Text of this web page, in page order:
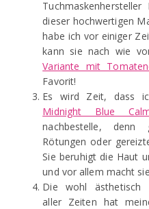
dieser hochwertigen
habe ich vor einiger
kann sie nach wie
Variante mit
Favorit!
Es wird Zeit, dass
Midnight Blue
nachbestelle,
Rötungen oder
Sie beruhigt die Haut
und vor allem macht
Die wohl ästhetisch
aller Zeiten hat